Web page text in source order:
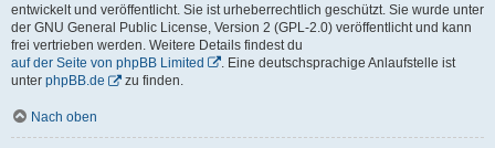
entwickelt und veröffentlicht. Sie ist urheberrechtlich geschützt. Sie wurde unter
der GNU General Public License, Version 2 (GPL-2.0) veröffentlicht und kann
frei vertrieben werden. Weitere Details findest du
auf der Seite von phpBB Limited
. Eine deutschsprachige Anlaufstelle ist
unter phpBB.de zu finden.
Nach oben